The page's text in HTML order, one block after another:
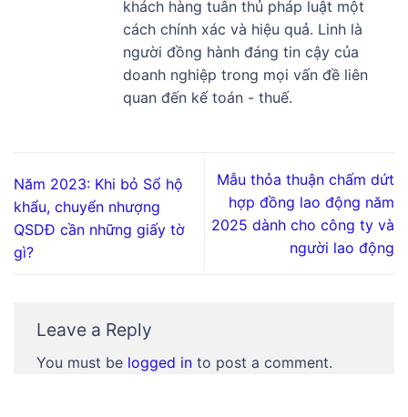
khách hàng tuân thủ pháp luật một
cách chính xác và hiệu quả. Linh là
người đồng hành đáng tin cậy của
doanh nghiệp trong mọi vấn đề liên
quan đến kế toán - thuế.
Năm 2023: Khi bỏ Sổ hộ
khẩu, chuyển nhượng
QSDĐ cần những giấy tờ
gì?
Mẫu thỏa thuận chấm dứt
hợp đồng lao động năm
2025 dành cho công ty và
người lao động
Leave a Reply
You must be logged in to post a comment.